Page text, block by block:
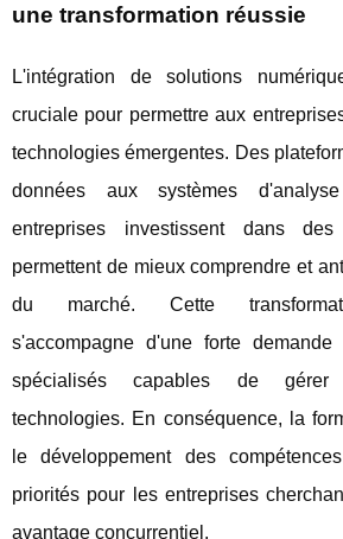
une transformation réussie
L'intégration de solutions
cruciale pour permettre aux
technologies émergentes. Des
données aux systèmes
entreprises investissent dans
permettent de mieux comprendre et
du marché. Cette
s'accompagne d'une forte
spécialisés capables de
technologies. En conséquence, la
le développement des
priorités pour les entreprises
avantage concurrentiel.